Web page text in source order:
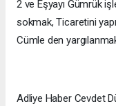
2 ve Eşyayı Gümrük
sokmak, Ticaretini
Cümle den
Adliye Haber Cevdet